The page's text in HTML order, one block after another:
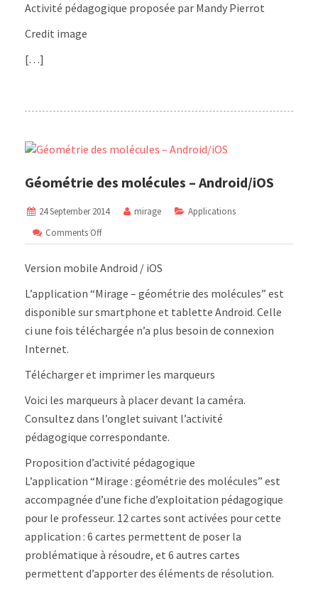
Activité pédagogique proposée par Mandy Pierrot
Credit image
[…]
Géométrie des molécules – Android/iOS
24 September 2014 mirage
Applications
Comments Offon
Géométrie
molécules
Android/iOS
Version mobile Android / iOS
L’application “Mirage – géométrie des molécules” est
disponible sur smartphone et tablette Android. Celle
ci une fois téléchargée n’a plus besoin de connexion
Internet.
Télécharger et imprimer les marqueurs
Voici les marqueurs à placer devant la caméra.
Consultez dans l’onglet suivant l’activité
pédagogique correspondante.
Proposition d’activité pédagogique
L’application “Mirage : géométrie des molécules” est
accompagnée d’une fiche d’exploitation pédagogique
pour le professeur. 12 cartes sont activées pour cette
application : 6 cartes permettent de poser la
problématique à résoudre, et 6 autres cartes
permettent d’apporter des éléments de résolution.